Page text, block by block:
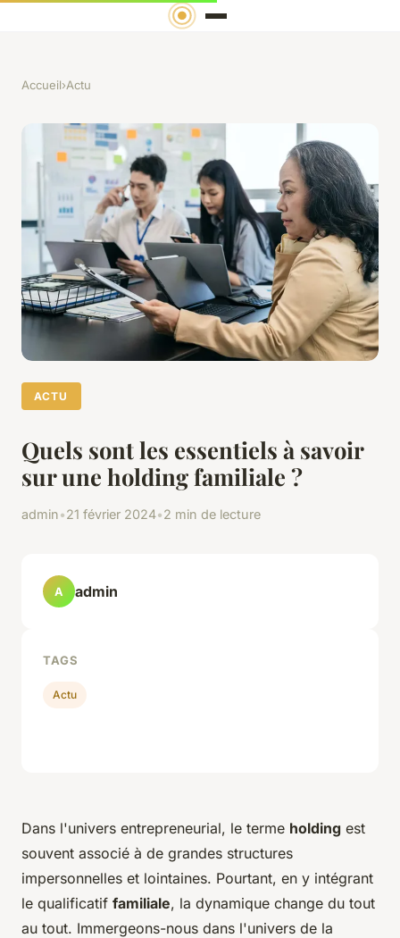
Accueil›Actu
ACTU
Quels sont les essentiels à savoir
sur une holding familiale ?
admin•21 février 2024•2 min de lecture
Dans l'univers entrepreneurial, le terme holding est
souvent associé à de grandes structures
impersonnelles et lointaines. Pourtant, en y intégrant
le qualificatif familiale, la dynamique change du tout
au tout. Immergeons-nous dans l'univers de la
A admin
TAGS
Actu